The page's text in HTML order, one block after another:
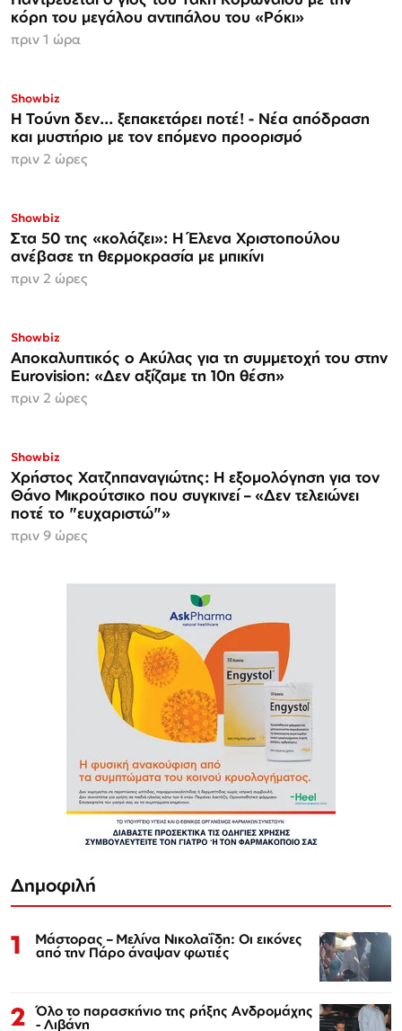
κόρη του μεγάλου αντιπάλου του «Ρόκι»
πριν 1 ώρα
Showbiz
Η Τούνη δεν... ξεπακετάρει ποτέ! - Νέα απόδραση
και μυστήριο με τον επόμενο προορισμό
πριν 2 ώρες
Showbiz
Στα 50 της «κολάζει»: Η Έλενα Χριστοπούλου
ανέβασε τη θερμοκρασία με μπικίνι
πριν 2 ώρες
Showbiz
Αποκαλυπτικός ο Ακύλας για τη συμμετοχή του στην
Eurovision: «Δεν αξίζαμε τη 10η θέση»
πριν 2 ώρες
Showbiz
Χρήστος Χατζηπαναγιώτης: Η εξομολόγηση για τον
Θάνο Μικρούτσικο που συγκινεί – «Δεν τελειώνει
ποτέ το "ευχαριστώ"»
πριν 9 ώρες
Δημοφιλή
1 Μάστορας – Μελίνα Νικολαΐδη: Οι εικόνες
από την Πάρο άναψαν φωτιές
2 Όλο το παρασκήνιο της ρήξης Ανδρομάχης
- Λιβάνη